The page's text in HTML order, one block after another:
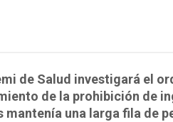
de Salud investigará el
de la prohibición de
mantenía una larga fila de